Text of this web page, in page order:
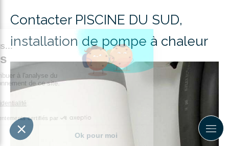
Contacter PISCINE DU SUD,
installation de pompe à chaleur